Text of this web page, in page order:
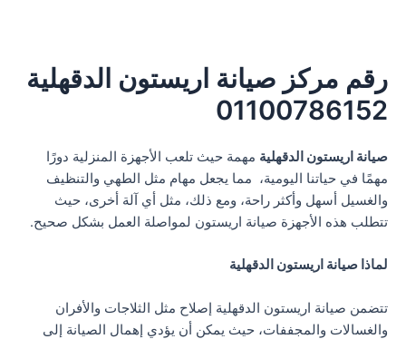
رقم مركز صيانة اريستون الدقهلية
01100786152
صيانة اريستون الدقهلية مهمة حيث تلعب الأجهزة المنزلية دورًا
مهمًا في حياتنا اليومية، مما يجعل مهام مثل الطهي والتنظيف
والغسيل أسهل وأكثر راحة، ومع ذلك، مثل أي آلة أخرى، حيث
تتطلب هذه الأجهزة صيانة اريستون لمواصلة العمل بشكل صحيح.
لماذا صيانة اريستون الدقهلية
تتضمن صيانة اريستون الدقهلية إصلاح مثل الثلاجات والأفران
والغسالات والمجففات، حيث يمكن أن يؤدي إهمال الصيانة إلى